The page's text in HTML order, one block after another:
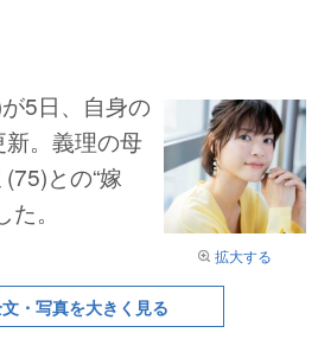
拡大する
5日、自身の
。義理の母
との“嫁
。
・写真を大きく見る